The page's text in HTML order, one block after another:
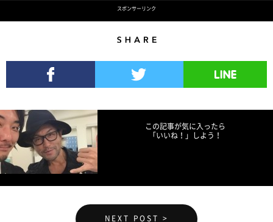
スポンサーリンク
この記事が気に入ったら
「いいね！」しよう！
NEXT POST >